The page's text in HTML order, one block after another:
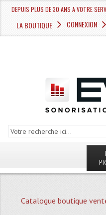
DEPUIS PLUS DE 30 ANS A VOTRE
LA BOUTIQUE CONNEXION
Catalogue boutique